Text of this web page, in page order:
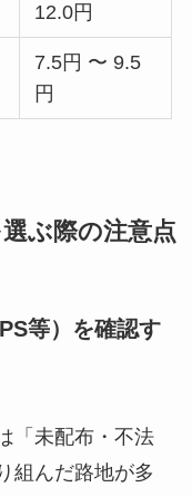
12.0円
7.5円 〜 9.5
円
ぶ際の注意点
等）を確認す
「未配布・不法
組んだ路地が多